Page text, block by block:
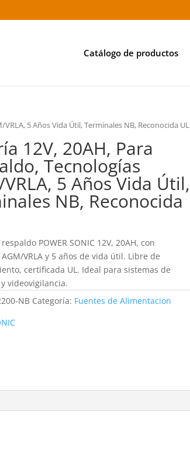
Catálogo de productos
5 Años Vida Útil, Terminales NB, Reconocida UL
12V, 20AH, Para
Tecnologías
5 Años Vida Útil,
NB, Reconocida
POWER SONIC 12V, 20AH, con
VRLA y 5 años de vida útil. Libre de
certificada UL. Ideal para sistemas de
videovigilancia.
NB Categoría: Fuentes de Alimentacion